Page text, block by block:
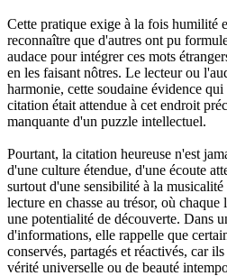
Cette pratique exige à la fois humilité
reconnaître que d'autres ont pu
audace pour intégrer ces mots
en les faisant nôtres. Le lecteur ou
harmonie, cette soudaine évidence
citation était attendue à cet endroit
manquante d'un puzzle intellectuel.
Pourtant, la citation heureuse n'est
d'une culture étendue, d'une écoute
surtout d'une sensibilité à la
lecture en chasse au trésor, où
une potentialité de découverte. Dans
d'informations, elle rappelle que
conservés, partagés et réactivés, car
vérité universelle ou de beauté